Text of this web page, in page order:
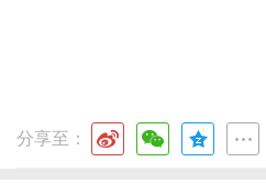
分享至：